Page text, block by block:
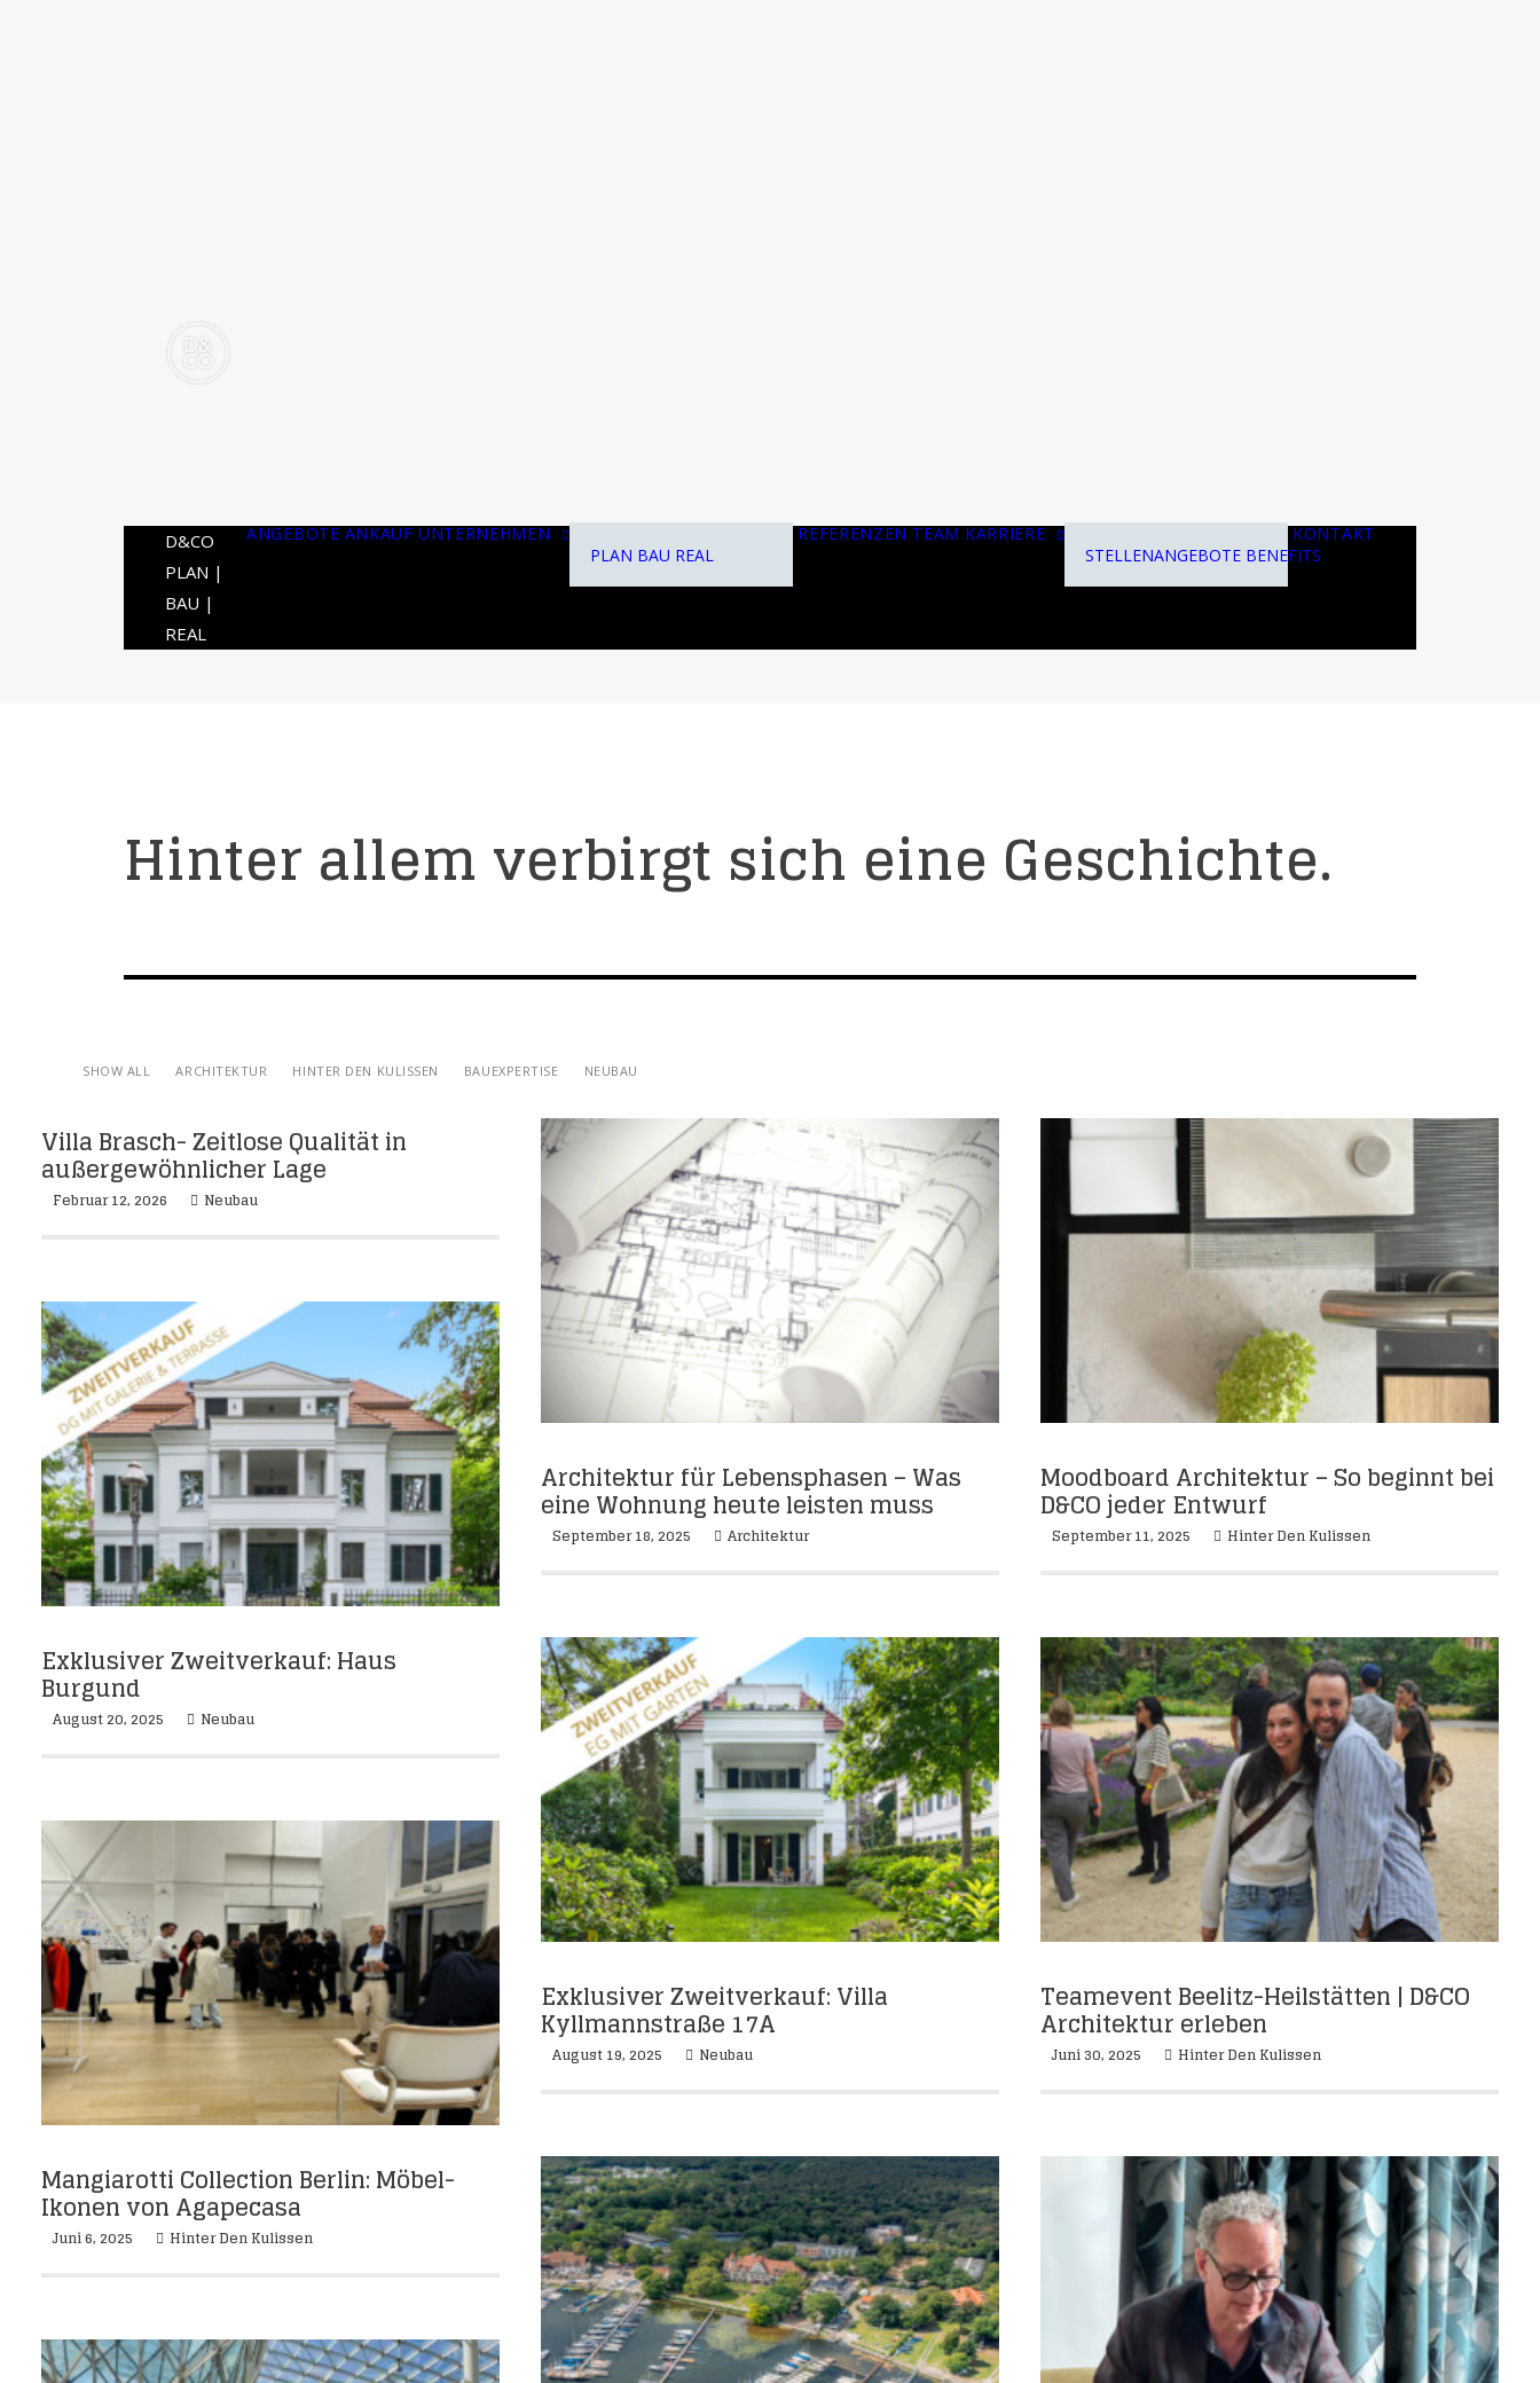
D&CO
PLAN |
BAU |
REAL
ANGEBOTE ANKAUF UNTERNEHMEN
PLAN BAU REAL
REFERENZEN TEAM KARRIERE
STELLENANGEBOTE BENEFITS
KONTAKT
Hinter allem verbirgt sich eine Geschichte.
SHOW ALL ARCHITEKTUR HINTER DEN KULISSEN BAUEXPERTISE NEUBAU
Villa Brasch- Zeitlose Qualität in
außergewöhnlicher Lage
Februar 12, 2026 Neubau
Architektur für Lebensphasen – Was
eine Wohnung heute leisten muss
September 18, 2025 Architektur
Moodboard Architektur – So beginnt bei
D&CO jeder Entwurf
September 11, 2025 Hinter Den Kulissen
Exklusiver Zweitverkauf: Haus
Burgund
August 20, 2025 Neubau
Exklusiver Zweitverkauf: Villa
Kyllmannstraße 17A
August 19, 2025 Neubau
Teamevent Beelitz-Heilstätten | D&CO
Architektur erleben
Juni 30, 2025 Hinter Den Kulissen
Mangiarotti Collection Berlin: Möbel-
Ikonen von Agapecasa
Juni 6, 2025 Hinter Den Kulissen